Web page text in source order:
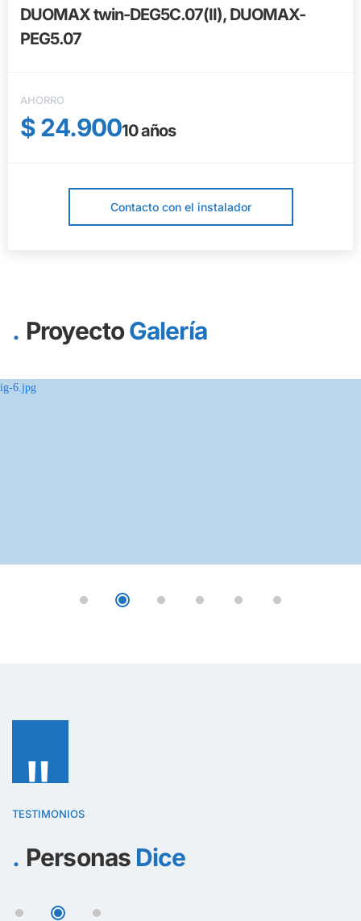
DUOMAX twin-DEG5C.07(II), DUOMAX-
PEG5.07
AHORRO
$ 24.90010años
Contacto con el instalador
ProyectoGalería
"
TESTIMONIOS
Personas Dice